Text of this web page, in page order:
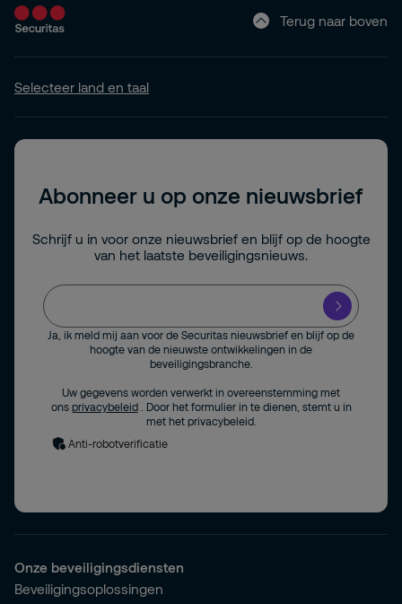
Terug naar boven
Selecteer land en taal
Abonneer u op onze nieuwsbrief
Schrijf u in voor onze nieuwsbrief en blijf op de hoogte
van het laatste beveiligingsnieuws.
Ja, ik meld mij aan voor de Securitas nieuwsbrief en blijf op de
hoogte van de nieuwste ontwikkelingen in de
beveiligingsbranche.
Uw gegevens worden verwerkt in overeenstemming met
ons privacybeleid
. Door het formulier in te dienen, stemt u in
met het privacybeleid.
Anti-robotverificatie
Onze beveiligingsdiensten
Beveiligingsoplossingen